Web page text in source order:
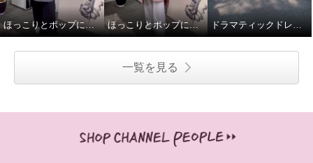
ほっこりとポップに冬を楽しことむコートスタイル ほっこりとポップに冬を楽しことむコートスタイル ドラマティックドレスで秋を楽しむ
一覧を見る